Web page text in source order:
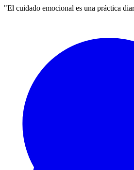
"El cuidado emocional es una práctica